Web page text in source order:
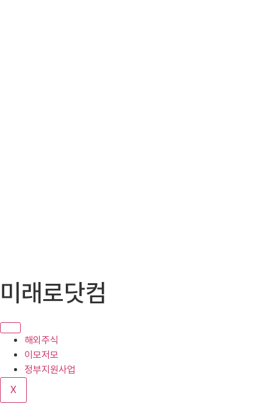
텐
로
기
미래로닷컴
해외주식
이모저모
정부지원사업
X